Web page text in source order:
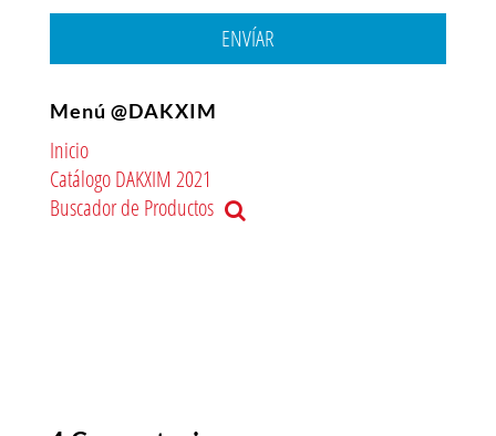
ENVÍAR
Menú @DAKXIM
Inicio
Catálogo DAKXIM 2021
Buscador de Productos